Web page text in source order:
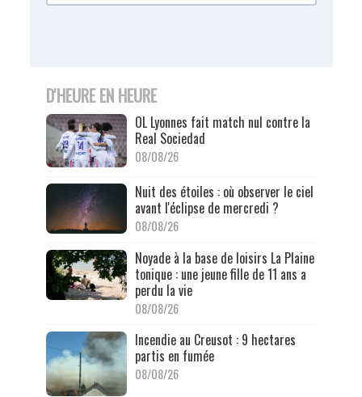
D'HEURE EN HEURE
OL Lyonnes fait match nul contre la
Real Sociedad
08/08/26
Nuit des étoiles : où observer le ciel
avant l'éclipse de mercredi ?
08/08/26
Noyade à la base de loisirs La Plaine
tonique : une jeune fille de 11 ans a
perdu la vie
08/08/26
Incendie au Creusot : 9 hectares
partis en fumée
08/08/26